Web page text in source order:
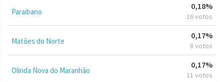
Paraibano
0,18%
16 votos
Matões do Norte
0,17%
8 votos
Olinda Nova do Maranhão
0,17%
11 votos